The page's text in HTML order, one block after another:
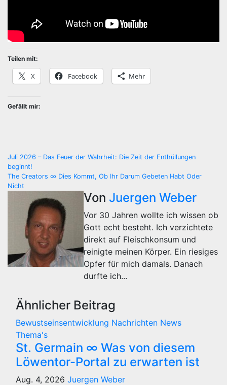
Teilen mit:
X Facebook Mehr
Gefällt mir:
Beitragsnavigation
Juli 2026 – Das Feuer der Wahrheit: Die Zeit der Enthüllungen
beginnt!
The Creators ∞ Dies Kommt, Ob Ihr Darum Gebeten Habt Oder
Nicht
Von Juergen Weber
Vor 30 Jahren wollte ich wissen ob
Gott echt besteht. Ich verzichtete
direkt auf Fleischkonsum und
reinigte meinen Körper. Ein riesiges
Opfer für mich damals. Danach
durfte ich...
Ähnlicher Beitrag
Bewustseinsentwicklung Nachrichten News
Thema's
St. Germain ∞ Was von diesem
Löwentor-Portal zu erwarten ist
Aug. 4, 2026 Juergen Weber